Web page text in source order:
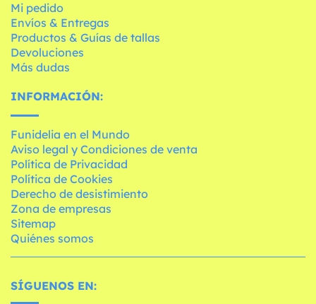
Mi pedido
Envíos & Entregas
Productos & Guías de tallas
Devoluciones
Más dudas
INFORMACIÓN:
Funidelia en el Mundo
Aviso legal y Condiciones de venta
Política de Privacidad
Política de Cookies
Derecho de desistimiento
Zona de empresas
Sitemap
Quiénes somos
SÍGUENOS EN: